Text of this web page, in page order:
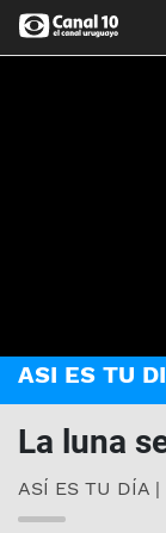
ASI ES TU
La luna
ASÍ ES TU DÍA